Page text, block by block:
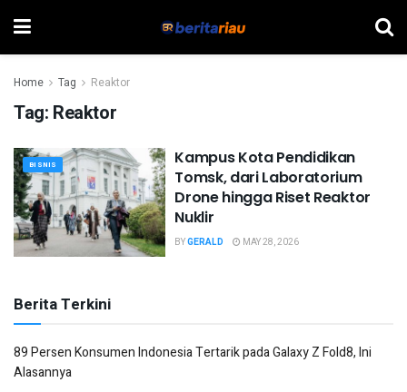
Home Tag Reaktor
Tag: Reaktor
BISNIS
Kampus Kota Pendidikan
Tomsk, dari Laboratorium
Drone hingga Riset Reaktor
Nuklir
BYGERALD MAY 28, 2026
Berita Terkini
89 Persen Konsumen Indonesia Tertarik pada Galaxy Z Fold8, Ini
Alasannya